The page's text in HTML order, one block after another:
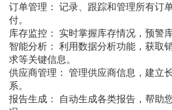
订单管理： 记录、跟踪和管理所有订
付。
库存监控： 实时掌握库存情况，预警
智能分析： 利用数据分析功能，获取
求等关键信息。
供应商管理： 管理供应商信息，建立
系。
报告生成： 自动生成各类报告，帮助